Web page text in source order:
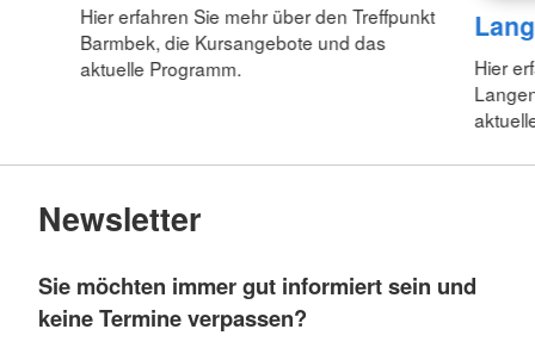
Hier erfahren Sie mehr über den Treffpunkt
Barmbek, die Kursangebote und das
aktuelle Programm.
Hier
Newsletter
Sie möchten immer gut informiert sein und
keine Termine verpassen?